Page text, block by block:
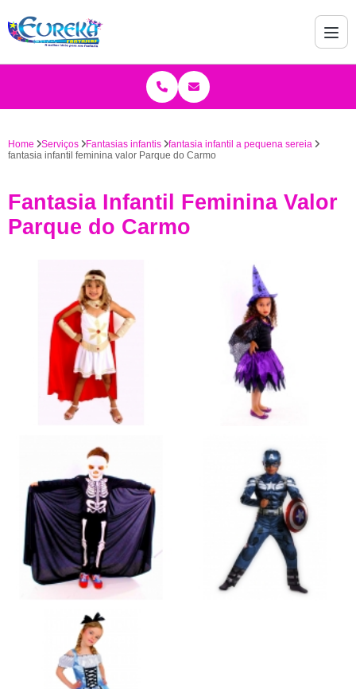
Home Serviços Fantasias infantis
fantasia infantil a pequena sereia
fantasia infantil feminina valor Parque do Carmo
Fantasia Infantil Feminina Valor
Parque do Carmo